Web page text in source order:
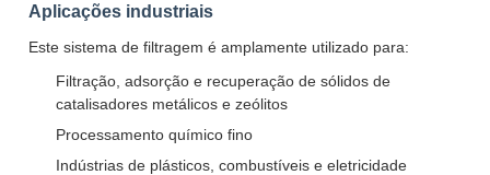
Aplicações industriais
Este sistema de filtragem é amplamente utilizado para:
Filtração, adsorção e recuperação de sólidos de
catalisadores metálicos e zeólitos
Processamento químico fino
Indústrias de plásticos, combustíveis e eletricidade